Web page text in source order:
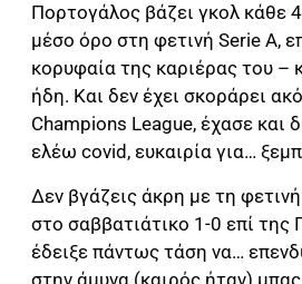
Πορτογάλος βάζει γκολ κάθε
μέσο όρο στη φετινή Serie A,
κορυφαία της καριέρας του –
ήδη. Και δεν έχει σκοράρει
Champions League, έχασε και
ελέω covid, ευκαιρία για…
Δεν βγάζεις άκρη με τη φετινή
στο σαββατιάτικο 1-0 επί της
έδειξε πάντως τάση να…
στην άμυνα (καιρός ήταν)